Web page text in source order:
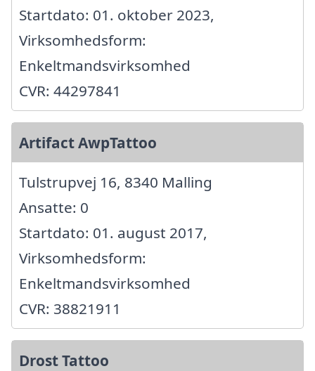
Startdato: 01. oktober 2023,
Virksomhedsform:
Enkeltmandsvirksomhed
CVR: 44297841
Artifact AwpTattoo
Tulstrupvej 16, 8340 Malling
Ansatte: 0
Startdato: 01. august 2017,
Virksomhedsform:
Enkeltmandsvirksomhed
CVR: 38821911
Drost Tattoo